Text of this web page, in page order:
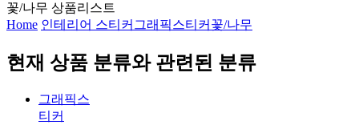
꽃/나무 상품리스트
Home 인테리어 스티커 그래픽스티커 꽃/나무
현재 상품 분류와 관련된 분류
그래픽스
티커